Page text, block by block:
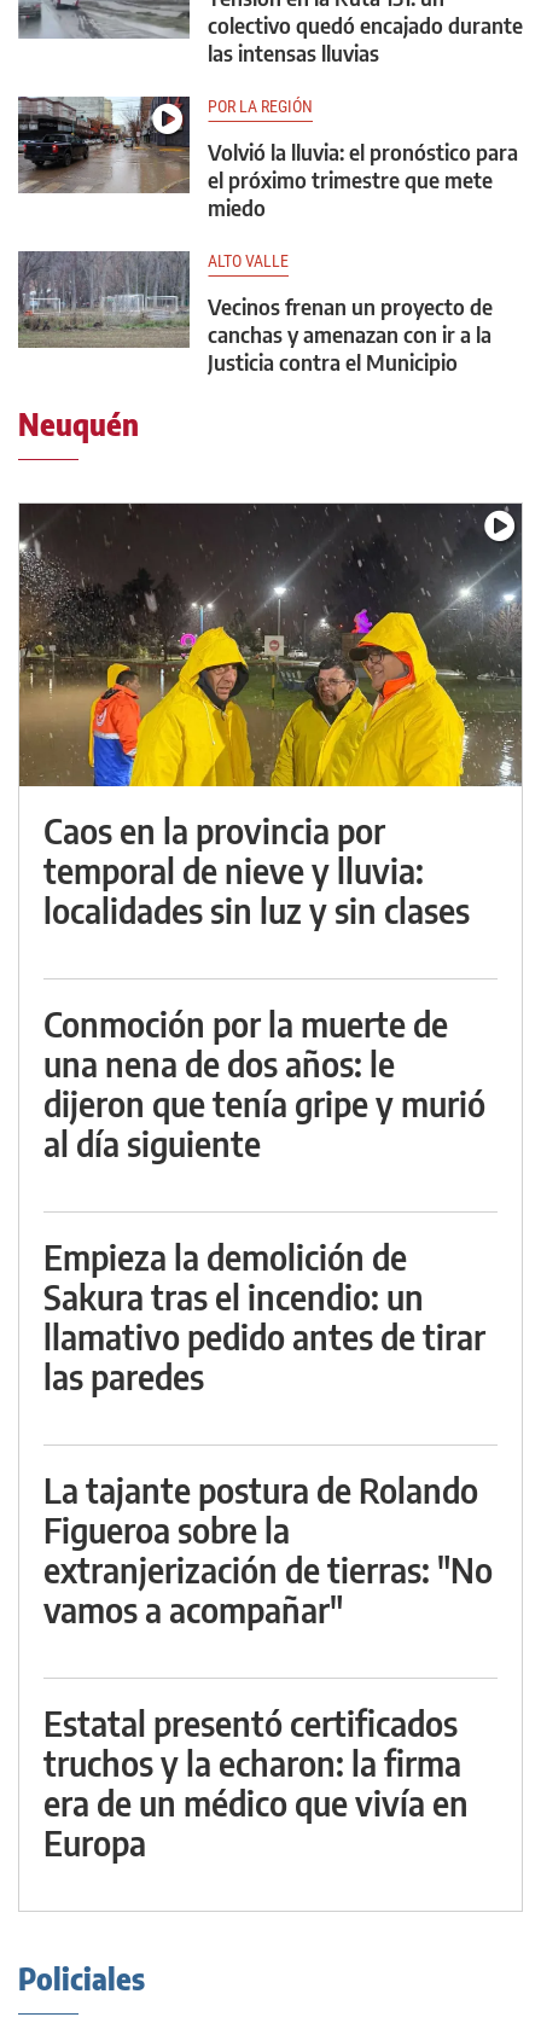
colectivo quedó encajado durante
las intensas lluvias
POR LA REGIÓN
Volvió la lluvia: el pronóstico para
el próximo trimestre que mete
miedo
ALTO VALLE
Vecinos frenan un proyecto de
canchas y amenazan con ir a la
Justicia contra el Municipio
Neuquén
Caos en la provincia por
temporal de nieve y lluvia:
localidades sin luz y sin clases
Conmoción por la muerte de
una nena de dos años: le
dijeron que tenía gripe y murió
al día siguiente
Empieza la demolición de
Sakura tras el incendio: un
llamativo pedido antes de tirar
las paredes
La tajante postura de Rolando
Figueroa sobre la
extranjerización de tierras: "No
vamos a acompañar"
Estatal presentó certificados
truchos y la echaron: la firma
era de un médico que vivía en
Europa
Policiales